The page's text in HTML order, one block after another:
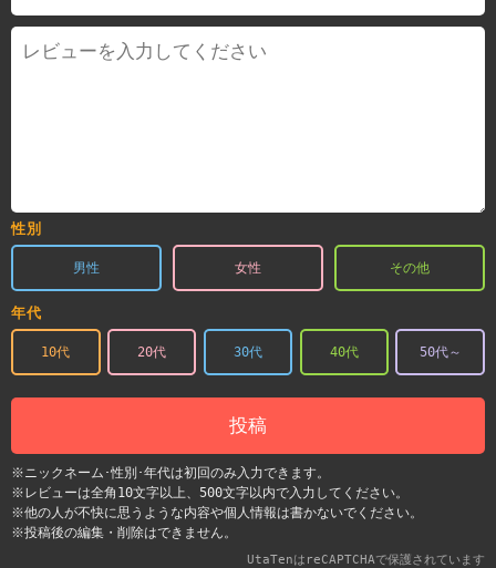
性別
男性 女性 その他
年代
10代 20代 30代 40代 50代～
投稿
※ニックネーム･性別･年代は初回のみ入力できます。
※レビューは全角10文字以上、500文字以内で入力してください。
※他の人が不快に思うような内容や個人情報は書かないでください。
※投稿後の編集・削除はできません。
UtaTenはreCAPTCHAで保護されています